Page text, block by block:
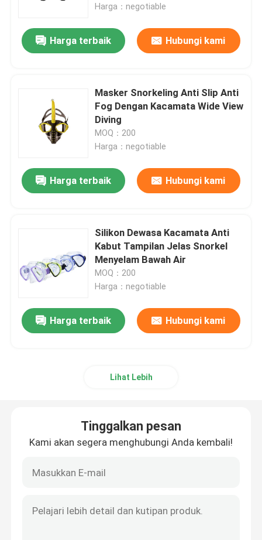
Tentang kami
Tur Pabrik
Dengan Braket
Harga：negotiable
Harga terbaik Hubungi kami
Masker Snorkeling Anti Slip Anti
Fog Dengan Kacamata Wide View
Diving
MOQ：200
Harga：negotiable
Harga terbaik Hubungi kami
Silikon Dewasa Kacamata Anti
Kabut Tampilan Jelas Snorkel
Menyelam Bawah Air
MOQ：200
Harga：negotiable
Harga terbaik Hubungi kami
Lihat Lebih
Tinggalkan pesan
Kami akan segera menghubungi Anda kembali!